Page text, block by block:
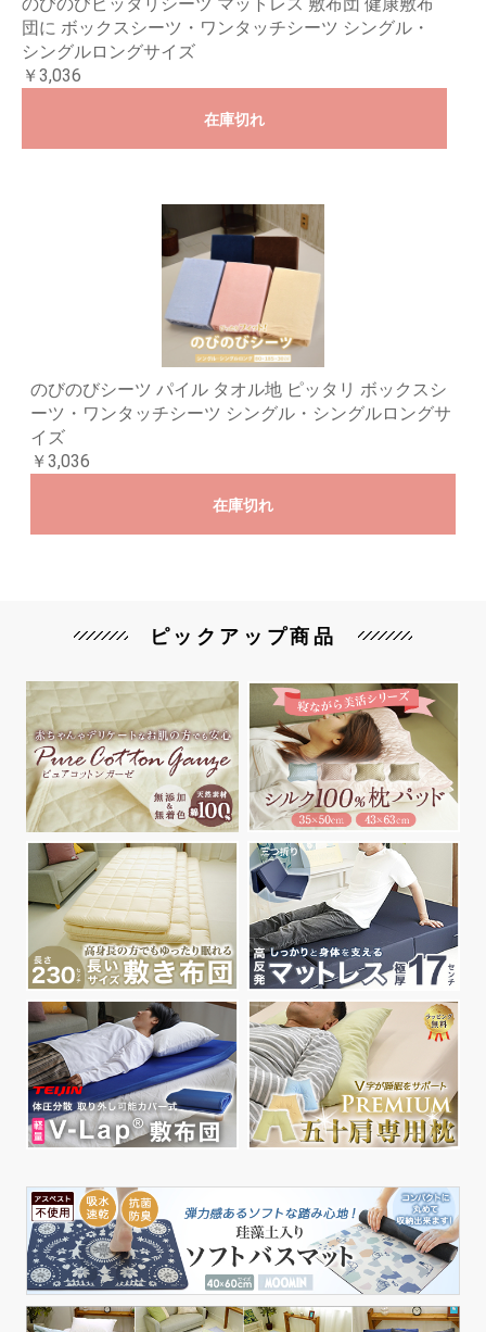
団に ボックスシーツ・ワンタッチシーツ シングル・
シングルロングサイズ
￥3,036
在庫切れ
のびのびシーツ パイル タオル地 ピッタリ ボックスシ
ーツ・ワンタッチシーツ シングル・シングルロングサ
イズ
￥3,036
在庫切れ
ピックアップ商品